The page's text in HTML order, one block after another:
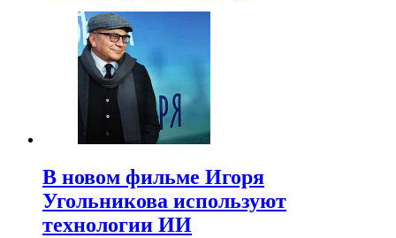
В новом фильме Игоря
Угольникова используют
технологии ИИ